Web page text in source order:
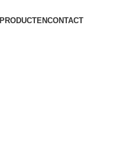
PRODUCTENCONTACT